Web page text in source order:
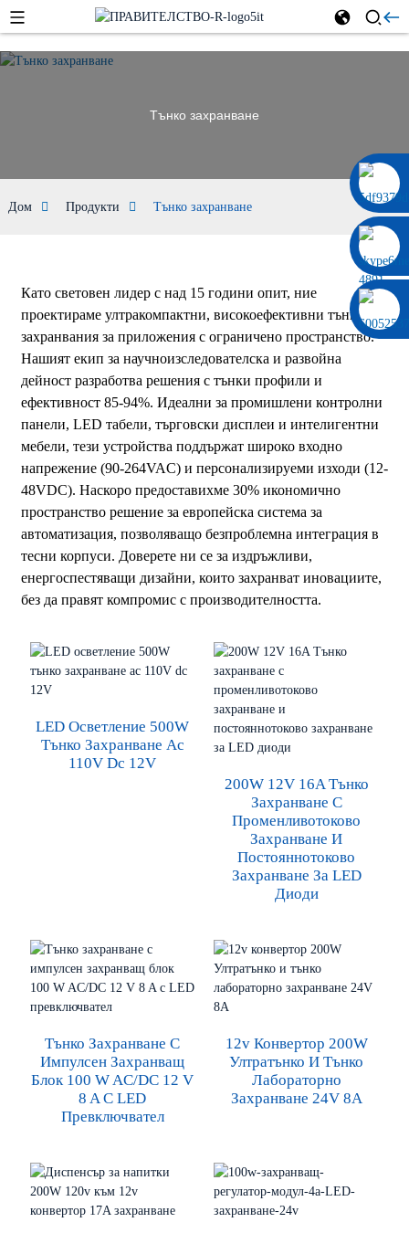
0086 13322920697
Тънко захранване
Дом Продукти Тънко захранване
Като световен лидер с над 15 години опит, ние
проектираме ултракомпактни, високоефективни тънки
захранвания за приложения с ограничено пространство.
Нашият екип за научноизследователска и развойна
дейност разработва решения с тънки профили и
ефективност 85-94%. Идеални за промишлени контролни
панели, LED табели, търговски дисплеи и интелигентни
мебели, тези устройства поддържат широко входно
напрежение (90-264VAC) и персонализируеми изходи (12-
48VDC). Наскоро предоставихме 30% икономично
пространство решение за европейска система за
автоматизация, позволяващо безпроблемна интеграция в
тесни корпуси. Доверете ни се за издръжливи,
енергоспестяващи дизайни, които захранват иновациите,
без да правят компромис с производителността.
LED Осветление 500W
Тънко Захранване Ac
110V Dc 12V
200W 12V 16A Тънко
Захранване С
Променливотоково
Захранване И
Постояннотоково
Захранване За LED
Диоди
Тънко Захранване С
Импулсен Захранващ
Блок 100 W AC/DC 12 V
8 A С LED
Превключвател
12v Конвертор 200W
Ултратънко И Тънко
Лабораторно
Захранване 24V 8A